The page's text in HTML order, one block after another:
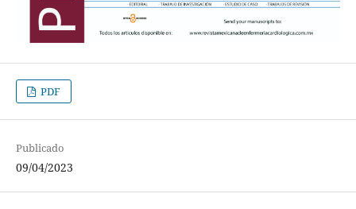
PDF
Publicado
09/04/2023